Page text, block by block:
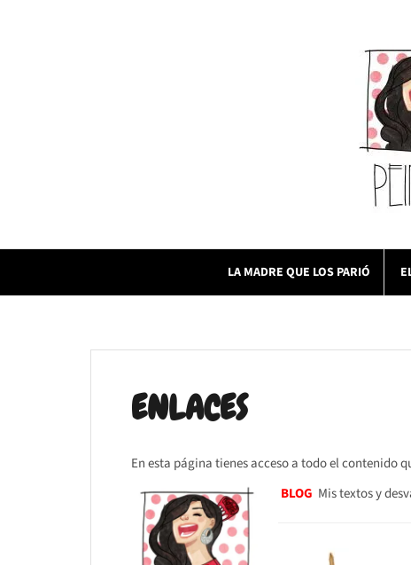
LA MADRE QUE LOS PARIÓ
ENLACES
En esta página tienes acceso a todo el contenido
BLOG Mis textos y